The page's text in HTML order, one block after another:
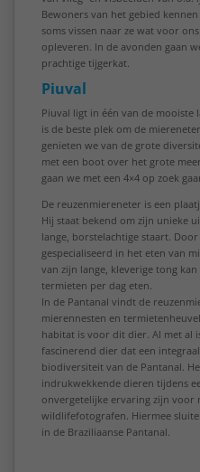
Bewoners van het gebied
soms vissen naar ze wat voor
opleveren. In de avonden gaan
prachtige tijgerkat.
Piuval
Piuval ligt in één van de mooiste
is de beste plek om de
genieten we van de grote
met een boot over het grote
gaan we met een 4×4 op zoek
De reuzenmiereneter is een
Hij staat bekend om zijn unieke
lange, borstelachtige staart.
gespecialiseerd in het eten van
van zijn lange, kleverige tong
termieten per dag eten.
In de Pantanal vindt de
mierennesten en
habitat is voor dit dier. Al met al
fascinerend dier dat een
biodiversiteit van de Pantanal.
indrukwekkende dieren tijdens
onvergetelijke ervaring zijn voor
wildlifefotografen. Hiermee
in de Braziliaanse Pantanal.